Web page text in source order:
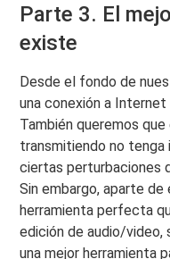
Parte 3. El
existe
Desde el fondo de
una conexión a
También queremos
transmitiendo no tenga
ciertas perturbaciones
Sin embargo, aparte de
herramienta perfecta
edición de audio/video,
una mejor herramienta